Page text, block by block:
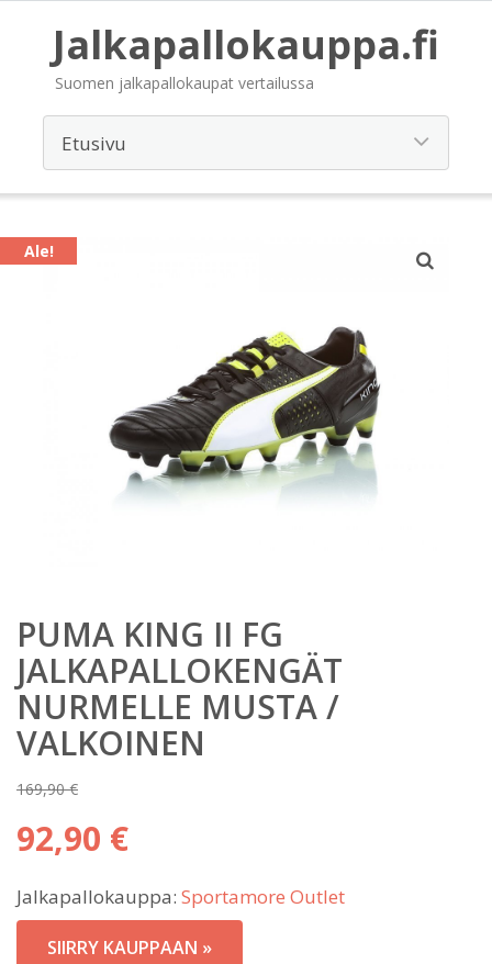
Jalkapallokauppa.fi
Suomen jalkapallokaupat vertailussa
Ale!
PUMA KING II FG
JALKAPALLOKENGÄT
NURMELLE MUSTA /
VALKOINEN
169,90€
Alkuperäinen
hinta
169,90 €.
92,90 €
hinta
on:
92,90 €.
Jalkapallokauppa: Sportamore Outlet
SIIRRY KAUPPAAN »